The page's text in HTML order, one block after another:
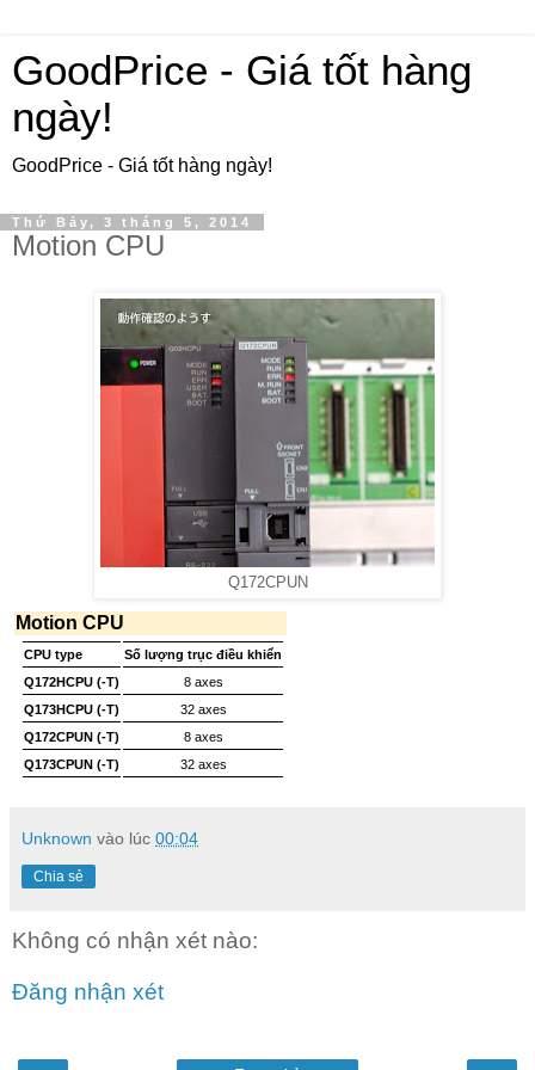
GoodPrice - Giá tốt hàng
ngày!
GoodPrice - Giá tốt hàng ngày!
Thứ Bảy, 3 tháng 5, 2014
Motion CPU
Q172CPUN
Motion CPU
CPU type
Số lượng trục điều khiển
Q172HCPU (-T)
8 axes
Q173HCPU (-T)
32 axes
Q172CPUN (-T)
8 axes
Q173CPUN (-T)
32 axes
Unknown vào lúc 00:04
Chia sẻ
Không có nhận xét nào:
Đăng nhận xét